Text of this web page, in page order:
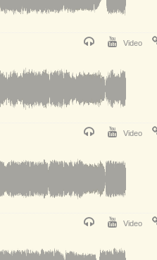
Video
Video
Video